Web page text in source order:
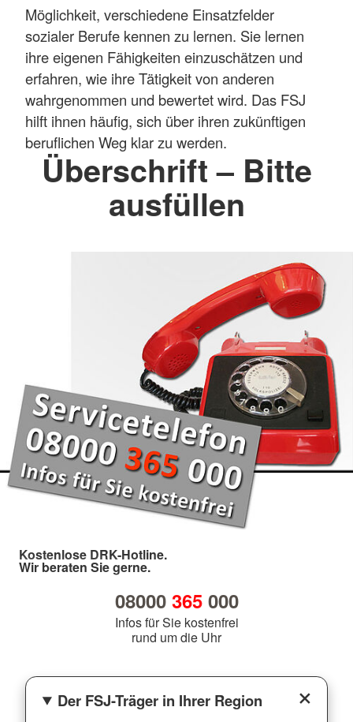
Möglichkeit, verschiedene Einsatzfelder
sozialer Berufe kennen zu lernen. Sie lernen
ihre eigenen Fähigkeiten einzuschätzen und
erfahren, wie ihre Tätigkeit von anderen
wahrgenommen und bewertet wird. Das FSJ
hilft ihnen häufig, sich über ihren zukünftigen
beruflichen Weg klar zu werden.
Überschrift – Bitte
ausfüllen
Kostenlose DRK-Hotline.
Wir beraten Sie gerne.
08000 365000
Infos für Sie kostenfrei
rund um die Uhr
Der FSJ-Träger in Ihrer Region